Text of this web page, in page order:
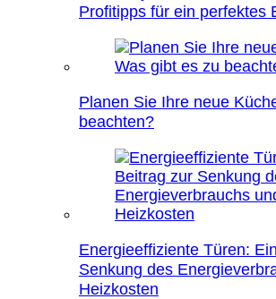
Profitipps für ein perfektes
Planen Sie Ihre neue
beachten?
Energieeffiziente Türen:
Senkung des
Heizkosten